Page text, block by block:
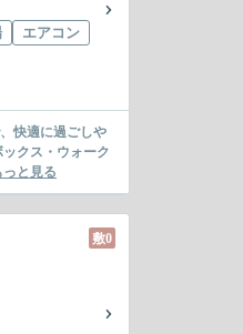
エアコン
快適に過ごしや
クス・ウォーク
っと見る
敷0